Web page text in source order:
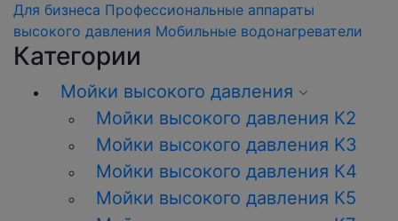
Для бизнеса Профессиональные аппараты
высокого давления Мобильные водонагреватели
Категории
Мойки высокого давления
Мойки высокого давления К2
Мойки высокого давления K3
Мойки высокого давления К4
Мойки высокого давления К5